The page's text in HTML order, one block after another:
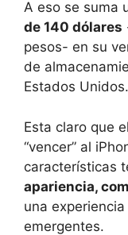
A eso se suma
de 140 dólares
pesos- en su
de
Estados Unidos.
Esta claro que
“vencer” al
características
apariencia,
una
emergentes.